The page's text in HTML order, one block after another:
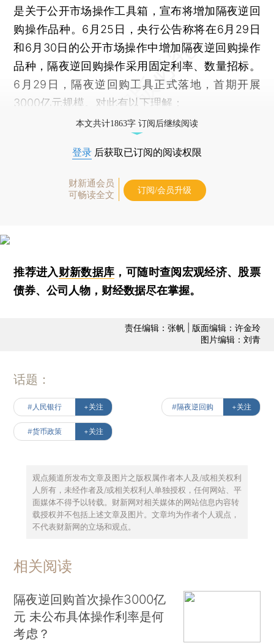
是关于公开市场操作工具箱，宣布将增加隔夜逆回
购操作品种。6月25日，央行公告称将在6月29日
和6月30日的公开市场操作中增加隔夜逆回购操作
品种，隔夜逆回购操作采用固定利率、数量招标。
6月29日，隔夜逆回购工具正式落地，首期开展
3000亿元规模。对此有以下理解：
本文共计1863字 订阅后继续阅读
登录 后获取已订阅的阅读权限
财新通会员
可畅读全文
订阅/会员升级
推荐进入财新数据库 ，可随时查阅宏观经济、股票
债券、公司人物，财经数据尽在掌握。
责任编辑：张帆 | 版面编辑：许金玲
图片编辑：刘青
话题：
#人民银行 +关注 #隔夜逆回购 +关注
#货币政策 +关注
观点频道所发布文章及图片之版权属作者本人及/或相关权利
人所有，未经作者及/或相关权利人单独授权，任何网站、平
面媒体不得予以转载。财新网对相关媒体的网站信息内容转
载授权并不包括上述文章及图片。文章均为作者个人观点，
不代表财新网的立场和观点。
相关阅读
隔夜逆回购首次操作3000亿
元 未公布具体操作利率是何
考虑？